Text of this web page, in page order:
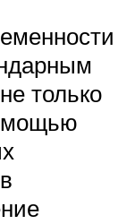
только